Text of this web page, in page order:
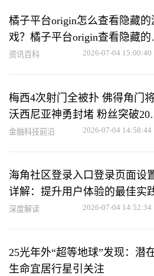
橘子平台origin怎么查看隐藏的
戏？橘子平台origin查看隐藏的
戏教程
资讯百科 2026-07-04 15:00:40
梅西4次射门全被扑 佛得角门将
沃西尼亚神勇封堵 粉丝突破
万引爆全网热潮
金融科技前沿 2026-07-04 14:58:44
海角社区登录入口登录页面设
详解：提升用户体验的最佳实
深度解读 2026-07-04 14:52:34
25光年外“超等地球”发现：潜
生命宜居行星引关注